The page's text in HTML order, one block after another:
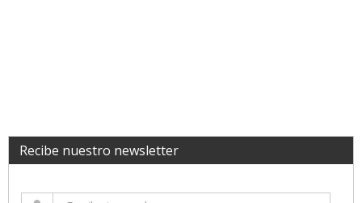
Recibe nuestro newsletter